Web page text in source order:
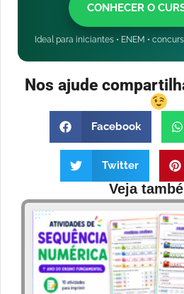
CONHECER O
Ideal para iniciantes • ENEM •
Nos ajude
Facebook
Twitter
Veja